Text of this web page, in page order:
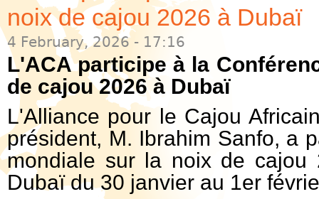
noix de cajou 2026 à Dubaï
4 February, 2026 - 17:16
L'ACA participe à la
de cajou 2026 à Dubaï
L'Alliance pour le Cajou
président, M. Ibrahim Sanfo, a
mondiale sur la noix de cajou
Dubaï du 30 janvier au 1er